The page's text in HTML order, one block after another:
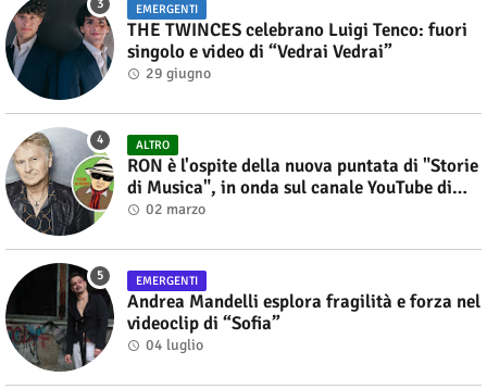
EMERGENTI
THE TWINCES celebrano Luigi Tenco: fuori
singolo e video di “Vedrai Vedrai”
29 giugno
ALTRO
RON è l'ospite della nuova puntata di "Storie
di Musica", in onda sul canale YouTube di
Alberto Salerno
02 marzo
EMERGENTI
Andrea Mandelli esplora fragilità e forza nel
videoclip di “Sofia”
04 luglio